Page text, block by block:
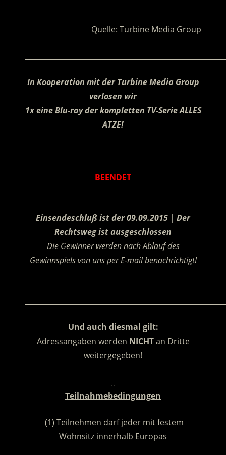
Quelle: Turbine Media Group
In Kooperation mit der Turbine Media Group
verlosen wir
1x eine Blu-ray der kompletten TV-Serie ALLES
ATZE!
BEENDET
Einsendeschluß ist der 09.09.2015 | Der
Rechtsweg ist ausgeschlossen
Die Gewinner werden nach Ablauf des
Gewinnspiels von uns per E-mail benachrichtigt!
Und auch diesmal gilt:
Adressangaben werden NICHT an Dritte
weitergegeben!
Teilnahmebedingungen
(1) Teilnehmen darf jeder mit festem
Wohnsitz innerhalb Europas